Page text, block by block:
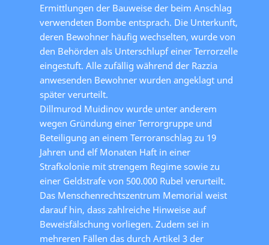
Ermittlungen der Bauweise der beim Anschlag
verwendeten Bombe entsprach. Die Unterkunft,
deren Bewohner häufig wechselten, wurde von
den Behörden als Unterschlupf einer Terrorzelle
eingestuft. Alle zufällig während der Razzia
anwesenden Bewohner wurden angeklagt und
später verurteilt.
Dillmurod Muidinov wurde unter anderem
wegen Gründung einer Terrorgruppe und
Beteiligung an einem Terroranschlag zu 19
Jahren und elf Monaten Haft in einer
Strafkolonie mit strengem Regime sowie zu
einer Geldstrafe von 500.000 Rubel verurteilt.
Das Menschenrechtszentrum Memorial weist
darauf hin, dass zahlreiche Hinweise auf
Beweisfälschung vorliegen. Zudem sei in
mehreren Fällen das durch Artikel 3 der